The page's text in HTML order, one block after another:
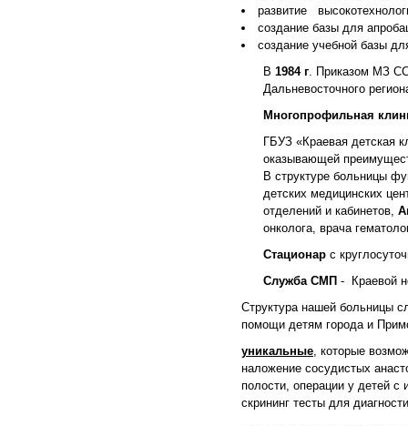
развитие
создание базы для
создание учебной базы
В 1984 г. Приказом МЗ
Дальневосточного
Многопрофильная
ГБУЗ «Краевая детская
оказывающей
В структуре больницы
детских медицинских
отделений и кабинетов,
онколога, врача
Стационар с
Служба СМП - Краевой
Структура нашей больницы
помощи детям города и
уникальные, которые
наложение сосудистых
полости, операции у детей с
скрининг тесты для